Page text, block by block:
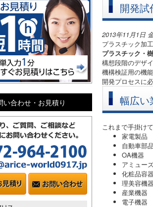
開発
2013年11月1日
プラスチック加工
プラスチック・
構想段階のデザ
機構検証用の機
開発プロセスに
幅広い
これまで手掛け
家電製品
自動車部
OA機器
アミュー
化粧品容器
理美容機器
産業機器
電子機器
い合わせ・お見積り